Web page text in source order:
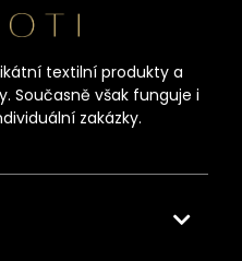
textilní produkty a
Současně však funguje i
zakázky.